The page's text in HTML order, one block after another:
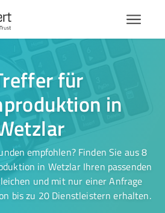
für
in
empfohlen? Finden Sie aus 8
in Wetzlar Ihren passenden
und mit nur einer Anfrage
bis zu 20 Dienstleistern erhalten.